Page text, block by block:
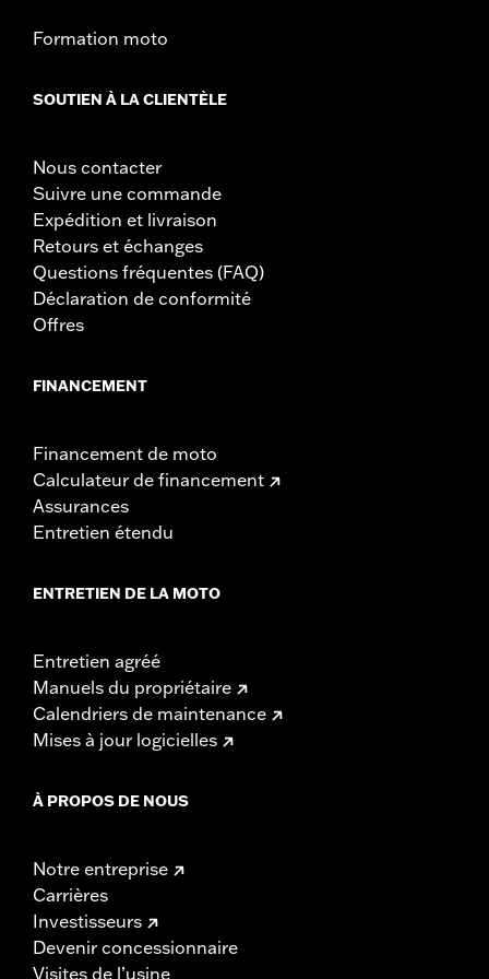
Formation moto
SOUTIEN À LA CLIENTÈLE
Nous contacter
Suivre une commande
Expédition et livraison
Retours et échanges
Questions fréquentes (FAQ)
Déclaration de conformité
Offres
FINANCEMENT
Financement de moto
Calculateur de financement
Assurances
Entretien étendu
ENTRETIEN DE LA MOTO
Entretien agréé
Manuels du propriétaire
Calendriers de maintenance
Mises à jour logicielles
À PROPOS DE NOUS
Notre entreprise
Carrières
Investisseurs
Devenir concessionnaire
Visites de l’usine